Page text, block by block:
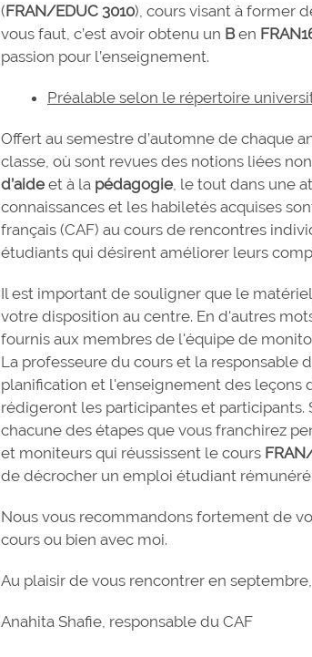
(FRAN/EDUC 3010), cours visant à former
vous faut, c’est avoir obtenu un Ben
passion pour l’enseignement.
Préalable selon le répertoire
Offert au semestre d’automne de chaque
classe, où sont revues des notions liées
d’aideet à la pédagogie, le tout dans une
connaissances et les habiletés acquises
français (CAF) au cours de rencontres
étudiants qui désirent améliorer leurs
Il est important de souligner que le
votre disposition au centre. En d'autres
fournis aux membres de l'équipe de
La professeure du cours et la responsable
planification et l'enseignement des leçons
rédigeront les participantes et participants.
chacune des étapes que vous franchirez
et moniteurs qui réussissent le cours
de décrocher un emploi étudiant rémunéré
Nous vous recommandons fortement de
cours ou bien avec moi.
Au plaisir de vous rencontrer en septembre,
Anahita Shafie, responsable du CAF